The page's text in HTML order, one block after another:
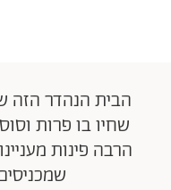
הבית הנהדר הזה
שחיו בו פרות
הרבה פינות